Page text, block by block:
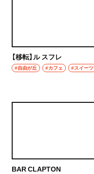
【移転】ル スフレ
#自由が丘 #カフェ #スイーツ
BAR CLAPTON